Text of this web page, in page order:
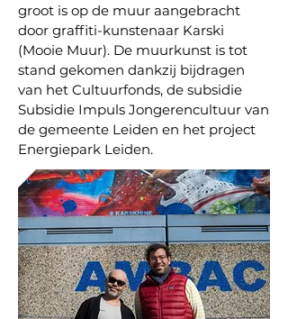
groot is op de muur aangebracht
door graffiti-kunstenaar Karski
(Mooie Muur). De muurkunst is tot
stand gekomen dankzij bijdragen
van het Cultuurfonds, de subsidie
Subsidie Impuls Jongerencultuur van
de gemeente Leiden en het project
Energiepark Leiden.